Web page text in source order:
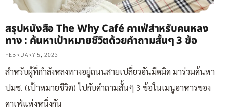
สรุปหนังสือ The Why Café คาเฟ่สำหรับคนหลง
ทาง : ค้นหาเป้าหมายชีวิตด้วยคำถามสั้นๆ 3 ข้อ
FEBRUARY 5, 2023
สำหรับผู้ที่กำลังหลงทางอยู่ถนนสายเปลี่ยวอันมืดมิด มาร่วมค้นหา
ปมช. (เป้าหมายชีวิต) ไปกับคำถามสั้นๆ 3 ข้อในเมนูอาหารของ
คาเฟ่แห่งหนึ่งกัน